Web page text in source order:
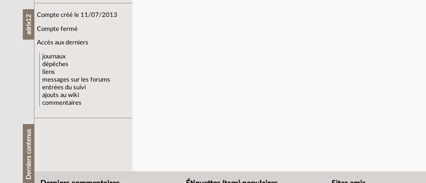
adrix12 Compte créé le 11/07/2013
Compte fermé
Accès aux derniers
journaux
dépêches
liens
messages sur les forums
entrées du suivi
ajouts au wiki
commentaires
Derniers contenus